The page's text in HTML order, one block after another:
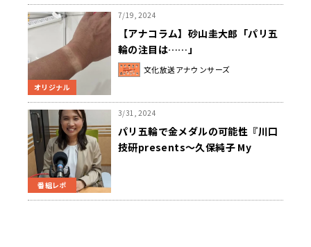
オリジナル
7/19, 2024
【アナコラム】砂山圭大郎「パリ五
輪の注目は……」
文化放送アナウンサーズ
番組レポ
3/31, 2024
パリ五輪で金メダルの可能性『川口
技研presents～久保純子 My